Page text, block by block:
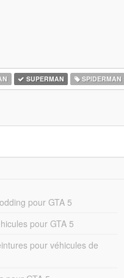
SUPERMAN SPIDERMAN
pour GTA 5
pour GTA 5
pour véhicules de